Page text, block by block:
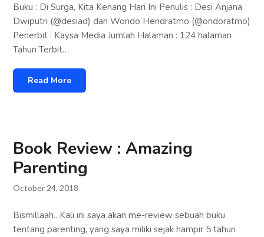
Buku : Di Surga, Kita Kenang Hari Ini Penulis : Desi Anjana
Dwiputri (@desiad) dan Wondo Hendratmo (@ondoratmo)
Penerbit : Kaysa Media Jumlah Halaman : 124 halaman
Tahun Terbit…
Read More
Book Review : Amazing
Parenting
October 24, 2018
Bismillaah.. Kali ini saya akan me-review sebuah buku
tentang parenting, yang saya miliki sejak hampir 5 tahun